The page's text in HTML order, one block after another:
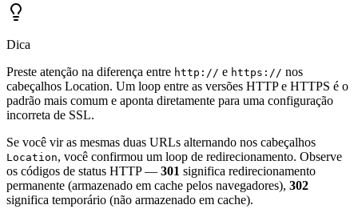
Dica
Preste atenção na diferença entre http:// e https:// nos
cabeçalhos Location. Um loop entre as versões HTTP e HTTPS é o
padrão mais comum e aponta diretamente para uma configuração
incorreta de SSL.
Se você vir as mesmas duas URLs alternando nos cabeçalhos
Location, você confirmou um loop de redirecionamento. Observe
os códigos de status HTTP — 301 significa redirecionamento
permanente (armazenado em cache pelos navegadores), 302
significa temporário (não armazenado em cache).